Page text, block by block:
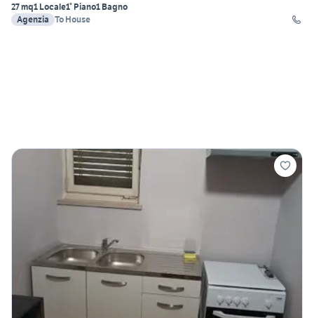
27 mq1 Locale1° Piano1 Bagno
Agenzia To House